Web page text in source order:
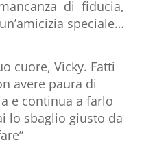
di fiducia,
speciale…
cuore, Vicky. Fatti
avere paura di
e continua a farlo
lo sbaglio giusto da